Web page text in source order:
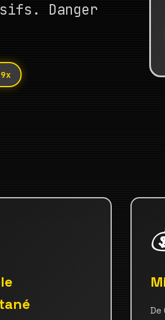
Danger
De